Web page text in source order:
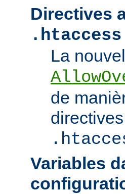
Directives
.htaccess
La
de
Variables